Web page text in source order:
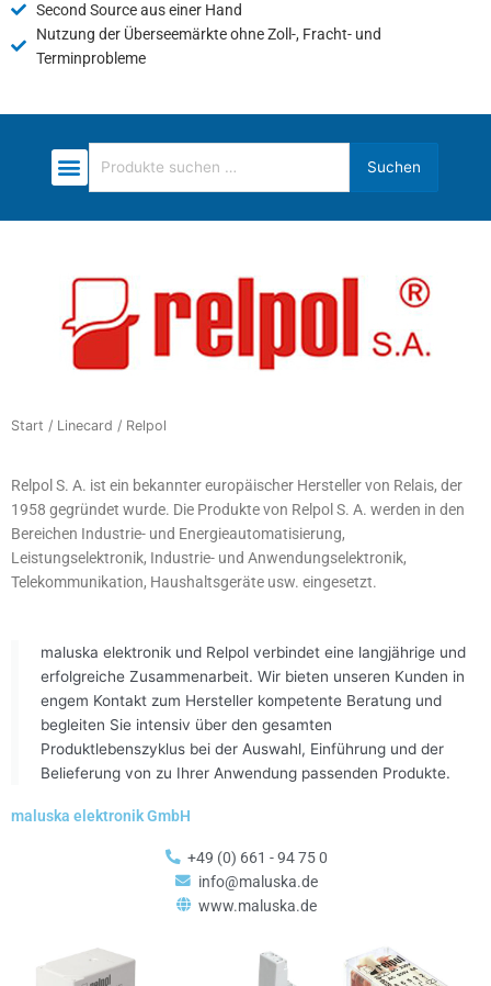
Second Source aus einer Hand
Nutzung der Überseemärkte ohne Zoll-, Fracht- und
Terminprobleme
Suchen
nach:
Suchen
Start / Linecard / Relpol
Relpol S. A. ist ein bekannter europäischer Hersteller von Relais, der
1958 gegründet wurde. Die Produkte von Relpol S. A. werden in den
Bereichen Industrie- und Energieautomatisierung,
Leistungselektronik, Industrie- und Anwendungselektronik,
Telekommunikation, Haushaltsgeräte usw. eingesetzt.
maluska elektronik und Relpol verbindet eine langjährige und
erfolgreiche Zusammenarbeit. Wir bieten unseren Kunden in
engem Kontakt zum Hersteller kompetente Beratung und
begleiten Sie intensiv über den gesamten
Produktlebenszyklus bei der Auswahl, Einführung und der
Belieferung von zu Ihrer Anwendung passenden Produkte.
maluska elektronik GmbH
+49 (0) 661 - 94 75 0
info@maluska.de
www.maluska.de